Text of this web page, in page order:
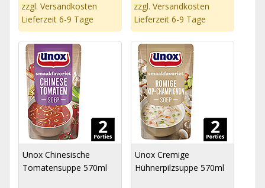
zzgl. Versandkosten
Lieferzeit 6-9 Tage
zzgl. Versandkosten
Lieferzeit 6-9 Tage
Unox Chinesische
Tomatensuppe 570ml
Unox Cremige
Hühnerpilzsuppe 570ml